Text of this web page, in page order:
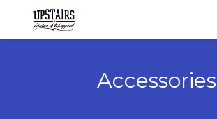
Accessories